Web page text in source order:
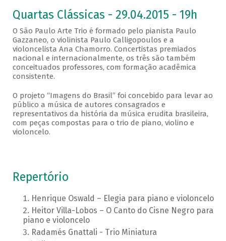
Quartas Clássicas - 29.04.2015 - 19h
O São Paulo Arte Trio é formado pelo pianista Paulo
Gazzaneo, o violinista Paulo Calligopoulos e a
violoncelista Ana Chamorro. Concertistas premiados
nacional e internacionalmente, os três são também
conceituados professores, com formação acadêmica
consistente.
O projeto “Imagens do Brasil” foi concebido para levar ao
público a música de autores consagrados e
representativos da história da música erudita brasileira,
com peças compostas para o trio de piano, violino e
violoncelo.
Repertório
Henrique Oswald – Elegia para piano e violoncelo
Heitor Villa-Lobos – O Canto do Cisne Negro para
piano e violoncelo
Radamés Gnattali - Trio Miniatura